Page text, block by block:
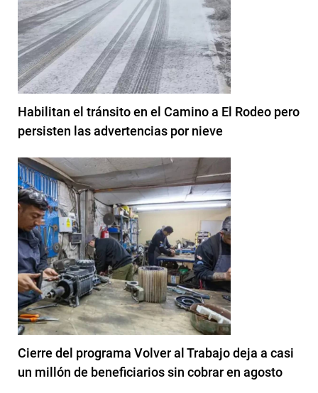
Habilitan el tránsito en el Camino a El Rodeo pero
persisten las advertencias por nieve
Cierre del programa Volver al Trabajo deja a casi
un millón de beneficiarios sin cobrar en agosto